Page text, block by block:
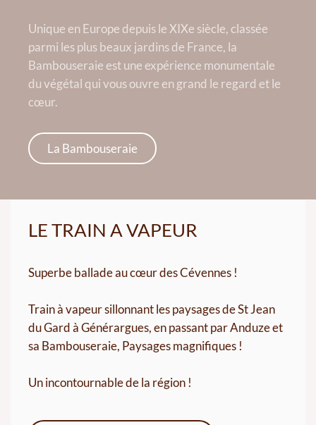
Unique en Europe depuis le XIXe siècle, classée
parmi les plus beaux jardins de France, la
Bambouseraie est une expérience monumentale
du végétal qui vous ouvre en grand le regard et le
cœur.
La Bambouseraie
LE TRAIN A VAPEUR
Superbe ballade au cœur des Cévennes !
Train à vapeur sillonnant les paysages de St Jean
du Gard à Générargues, en passant par Anduze et
sa Bambouseraie, Paysages magnifiques !
Un incontournable de la région !